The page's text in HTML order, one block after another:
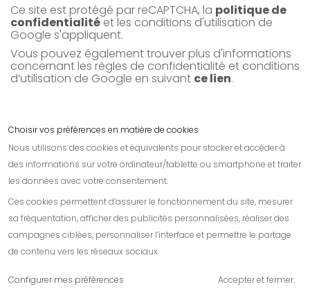
Ce site est protégé par reCAPTCHA, la politique de
confidentialité et les conditions d'utilisation de
Google s'appliquent.
Vous pouvez également trouver plus d'informations
concernant les règles de confidentialité et conditions
d’utilisation de Google en suivant ce lien.
Contactez-nous
Informations
Nos amis
Création de sites internet de qualité.
Choisir vos préférences en matière de cookies
Nous utilisons des cookies et équivalents pour stocker et accéder à
des informations sur votre ordinateur/tablette ou smartphone et traiter
les données avec votre consentement.
Ces cookies permettent d’assurer le fonctionnement du site, mesurer
sa fréquentation, afficher des publicités personnalisées, réaliser des
campagnes ciblées, personnaliser l’interface et permettre le partage
de contenu vers les réseaux sociaux.
Configurer mes préférences Accepter et fermer.